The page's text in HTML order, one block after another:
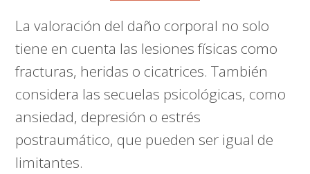
La valoración del daño corporal no solo
tiene en cuenta las lesiones físicas como
fracturas, heridas o cicatrices. También
considera las secuelas psicológicas, como
ansiedad, depresión o estrés
postraumático, que pueden ser igual de
limitantes.